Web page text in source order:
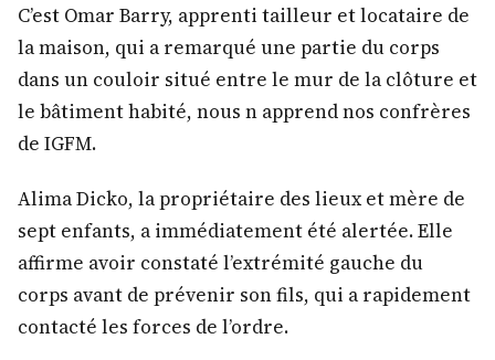
C’est Omar Barry, apprenti tailleur et locataire de
la maison, qui a remarqué une partie du corps
dans un couloir situé entre le mur de la clôture et
le bâtiment habité, nous n apprend nos confrères
de IGFM.
Alima Dicko, la propriétaire des lieux et mère de
sept enfants, a immédiatement été alertée. Elle
affirme avoir constaté l’extrémité gauche du
corps avant de prévenir son fils, qui a rapidement
contacté les forces de l’ordre.